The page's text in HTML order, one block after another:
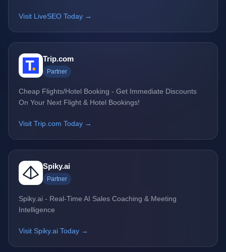
Visit LiveSEO Today →
Trip.com
Partner
Cheap Flights/Hotel Booking - Get Immediate Discounts
On Your Next Flight & Hotel Bookings!
Visit Trip.com Today →
Spiky.ai
Partner
Spiky.ai - Real-Time AI Sales Coaching & Meeting
Intelligence
Visit Spiky.ai Today →